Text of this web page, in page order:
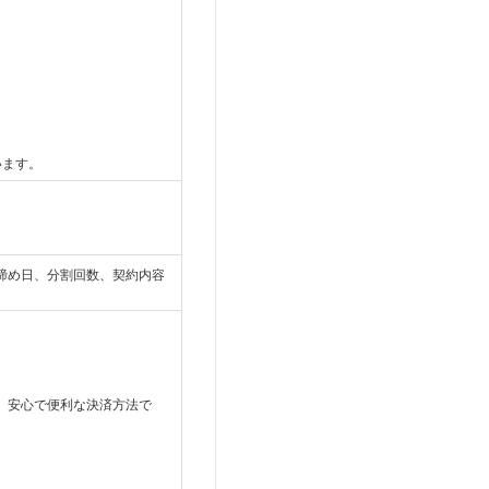
す。
め日、分割回数、契約内容
安心で便利な決済方法で